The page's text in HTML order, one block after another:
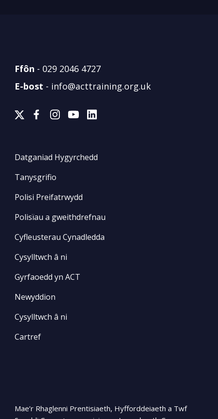
Ffôn - 029 2046 4727
E-bost - info@acttraining.org.uk
Datganiad Hygyrchedd
Tanysgrifio
Polisi Preifatrwydd
Polisïau a gweithdrefnau
Cyfleusterau Cynadledda
Cysylltwch â ni
Gyrfaoedd yn ACT
Newyddion
Cysylltwch â ni
Cartref
Mae’r Rhaglenni Prentisiaeth, Hyfforddeiaeth a Twf